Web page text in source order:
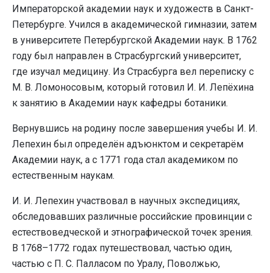
Императорской академии наук и художеств в Санкт-
Петербурге. Учился в академической гимназии, затем
в университете Петербургской Академии наук. В 1762
году был направлен в Страсбургский университет,
где изучал медицину. Из Страсбурга вел переписку с
М. В. Ломоносовым, который готовил И. И. Лепёхина
к занятию в Академии наук кафедры ботаники.
Вернувшись на родину после завершения учебы И. И.
Лепехин был определён адъюнктом и секретарём
Академии наук, а с 1771 года стал академиком по
естественным наукам.
И. И. Лепехин участвовал в научных экспедициях,
обследовавших различные российские провинции с
естествоведческой и этнографической точек зрения.
В 1768–1772 годах путешествовал, частью один,
частью с П. С. Палласом по Уралу, Поволжью,